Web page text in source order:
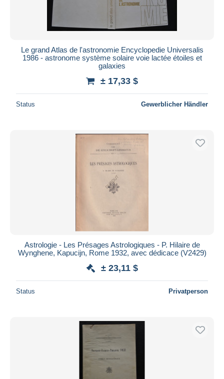
Maestro
Wohnsitz des Verkäufers
Übernehmen
Le grand Atlas de l'astronomie Encyclopedie Universalis
1986 - astronome système solaire voie lactée étoiles et
galaxies
± 17,33 $
Status Gewerblicher Händler
Astrologie - Les Présages Astrologiques - P. Hilaire de
Wynghene, Kapucijn, Rome 1932, avec dédicace (V2429)
± 23,11 $
Status Privatperson